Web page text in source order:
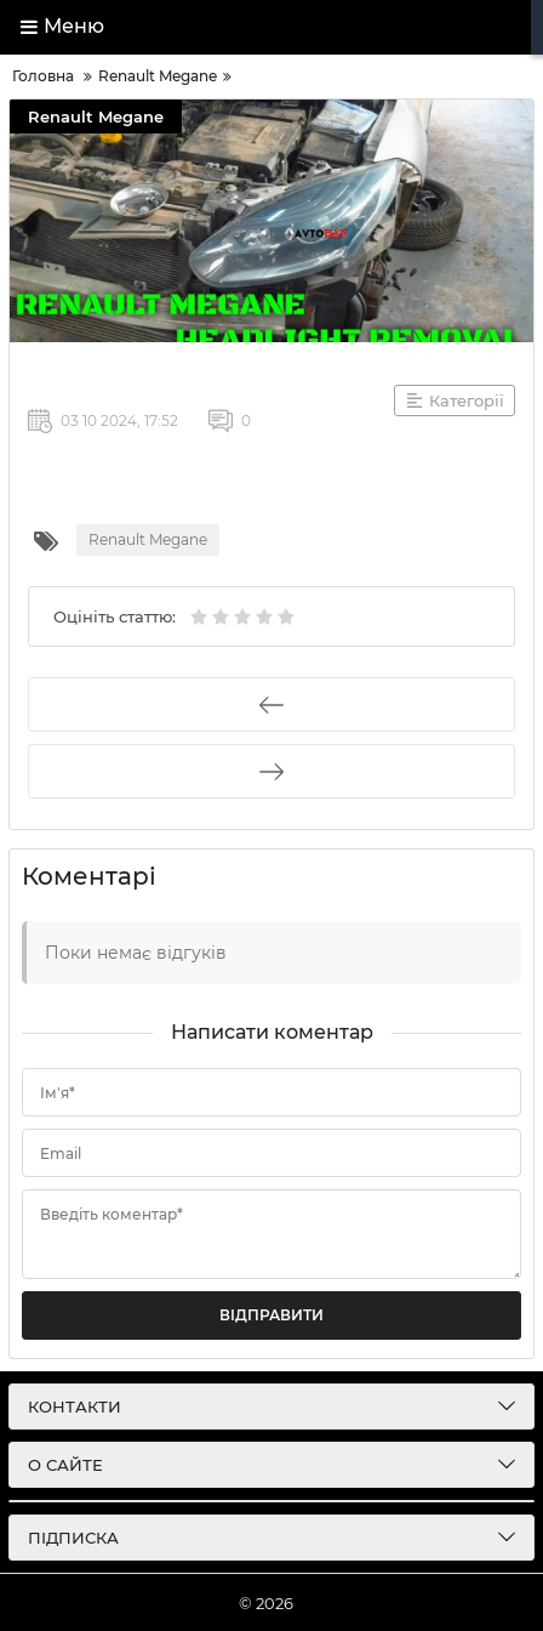
Меню
Головна Renault Megane
Renault Megane
Категорії
03 10 2024, 17:52 0
Renault Megane
Оцініть статтю:
Коментарі
Поки немає відгуків
Написати коментар
Ім'я*
Email
Введіть коментар*
ВІДПРАВИТИ
КОНТАКТИ
О САЙТЕ
ПІДПИСКА
© 2026